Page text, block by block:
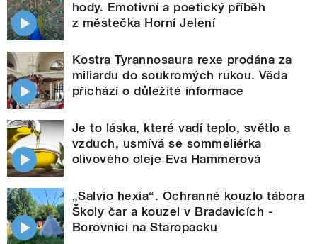
hody. Emotivní a poetický příběh
z městečka Horní Jelení
Kostra Tyrannosaura rexe prodána za
miliardu do soukromých rukou. Věda
přichází o důležité informace
Je to láska, které vadí teplo, světlo a
vzduch, usmívá se sommeliérka
olivového oleje Eva Hammerová
„Salvio hexia“. Ochranné kouzlo tábora
Školy čar a kouzel v Bradavicích -
Borovnici na Staropacku